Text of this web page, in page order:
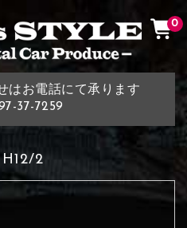
はお電話にて承ります
37-7259
0
H12/2